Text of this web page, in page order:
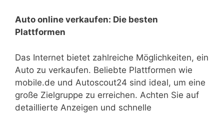
Auto online verkaufen: Die besten
Plattformen
Das Internet bietet zahlreiche Möglichkeiten, ein
Auto zu verkaufen. Beliebte Plattformen wie
mobile.de und Autoscout24 sind ideal, um eine
große Zielgruppe zu erreichen. Achten Sie auf
detaillierte Anzeigen und schnelle